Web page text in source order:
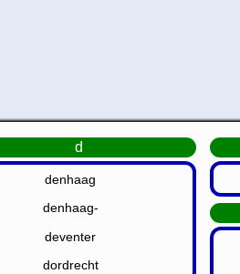
d
denhaag
denhaag-
deventer
dordrecht